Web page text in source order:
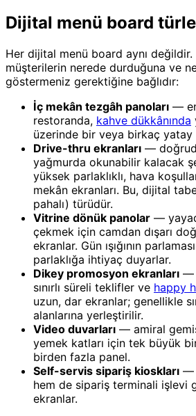
Dijital menü board
Her dijital menü board aynı
müşterilerin nerede durduğuna ve
göstermeniz gerektiğine bağlıdır:
İç mekân tezgâh panoları —
restoranda, kahve dükkânında
üzerinde bir veya birkaç yatay
Drive-thru ekranları —
yağmurda okunabilir kalacak
yüksek parlaklıklı, hava
mekân ekranları. Bu, dijital
pahalı) türüdür.
Vitrine dönük panolar —
çekmek için camdan dışarı
ekranlar. Gün ışığının
parlaklığa ihtiyaç duyarlar.
Dikey promosyon ekranları —
sınırlı süreli teklifler ve happy
uzun, dar ekranlar; genellikle
alanlarına yerleştirilir.
Video duvarları — amiral
yemek katları için tek büyük
birden fazla panel.
Self-servis sipariş kioskları —
hem de sipariş terminali işlevi
ekranlar.